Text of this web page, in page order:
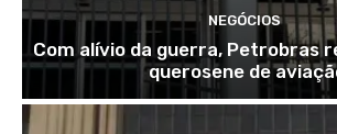
NEGÓCIOS
Com alívio da guerra, Petrobras
querosene de